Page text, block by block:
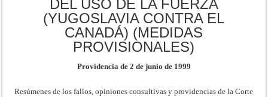
DEL USO DE LA FUERZA
(YUGOSLAVIA CONTRA EL
CANADÁ) (MEDIDAS
PROVISIONALES)
Providencia de 2 de junio de 1999
Resúmenes de los fallos, opiniones consultivas y providencias de la Corte